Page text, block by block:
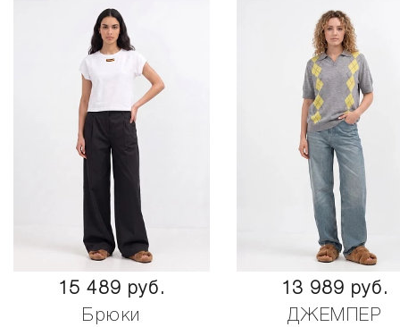
15 489 руб.
Брюки
13 989 руб.
ДЖЕМПЕР